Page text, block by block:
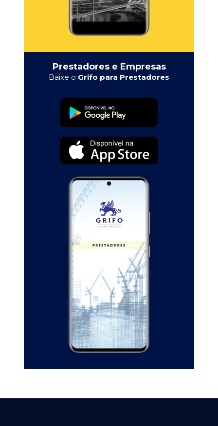
Prestadores e Empresas
Baixe o Grifo para Prestadores